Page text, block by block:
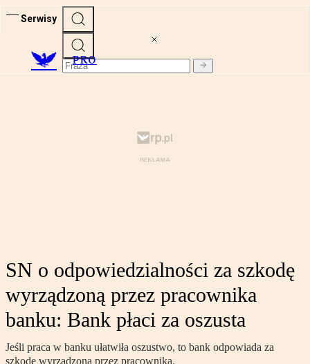
Serwisy
PRO
SN o odpowiedzialności za szkodę
wyrządzoną przez pracownika
banku: Bank płaci za oszusta
Jeśli praca w banku ułatwiła oszustwo, to bank odpowiada za
szkodę wyrządzoną przez pracownika.